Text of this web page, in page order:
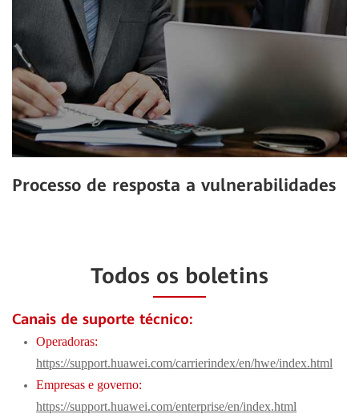
Processo de resposta a vulnerabilidades
Todos os boletins
Canais de suporte técnico:
Operadoras:
https://support.huawei.com/carrierindex/en/hwe/index.html
Empresas e governo:
https://support.huawei.com/enterprise/en/index.html